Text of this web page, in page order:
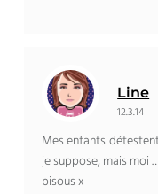
Line
12.3.14
Mes enfants
je suppose, mais moi
bisous x